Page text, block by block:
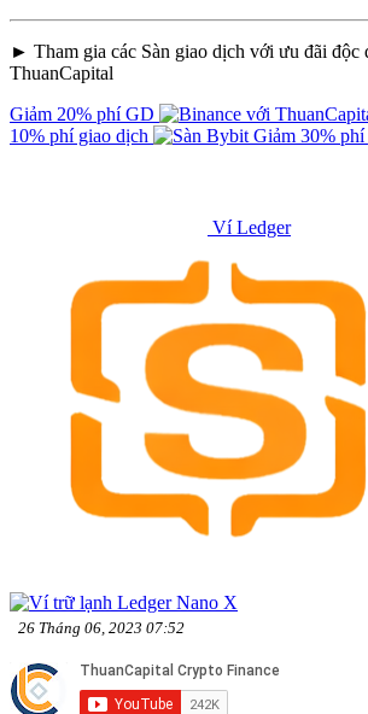
► Tham gia các Sàn giao dịch với ưu đãi độc
ThuanCapital
Giảm 20% phí GD
10% phí giao dịch
Giảm 30% phí
Ví Ledger
26 Tháng 06, 2023 07:52